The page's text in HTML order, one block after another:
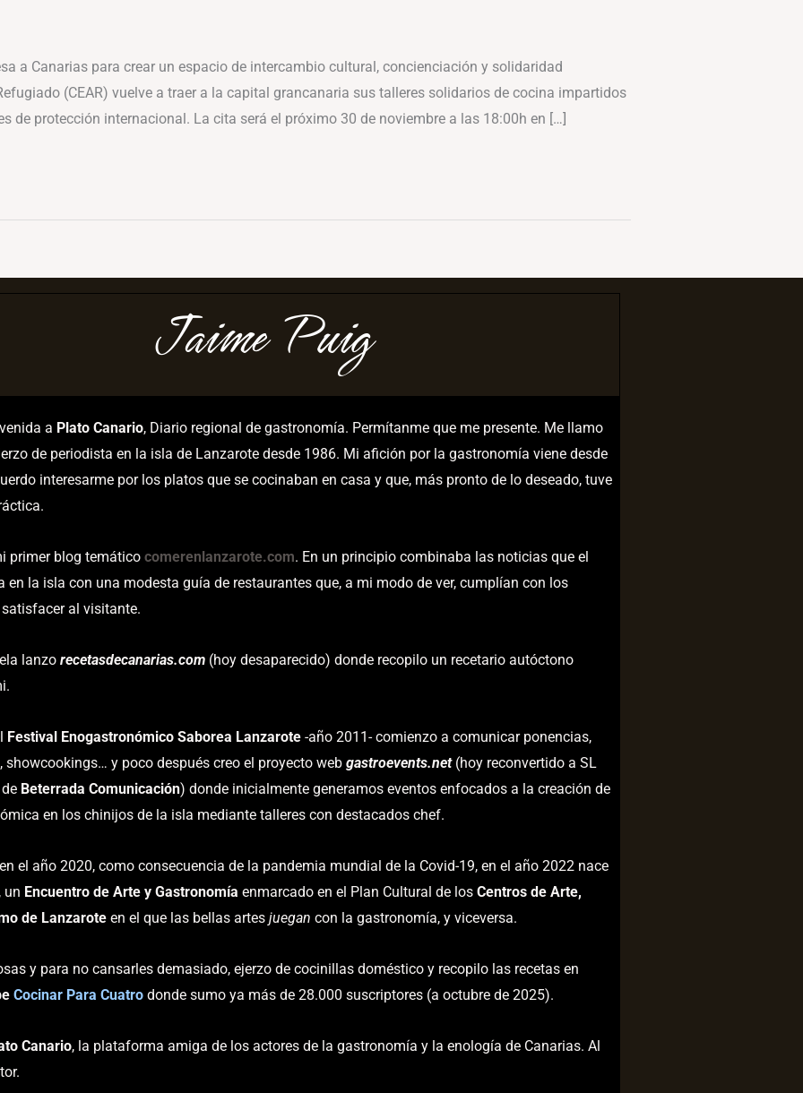
a Canarias para crear un espacio de intercambio cultural, concienciación y solidaridad
(CEAR) vuelve a traer a la capital grancanaria sus talleres solidarios de cocina impartidos
de protección internacional. La cita será el próximo 30 de noviembre a las 18:00h en […]
Jaime Puig
a Plato Canario, Diario regional de gastronomía. Permítanme que me presente. Me llamo
de periodista en la isla de Lanzarote desde 1986. Mi afición por la gastronomía viene desde
interesarme por los platos que se cocinaban en casa y que, más pronto de lo deseado, tuve
primer blog temático comerenlanzarote.com. En un principio combinaba las noticias que el
en la isla con una modesta guía de restaurantes que, a mi modo de ver, cumplían con los
al visitante.
lanzo recetasdecanarias.com(hoy desaparecido) donde recopilo un recetario autóctono
Festival Enogastronómico Saborea Lanzarote-año 2011- comienzo a comunicar ponencias,
showcookings… y poco después creo el proyecto web gastroevents.net(hoy reconvertido a SL
Beterrada Comunicación) donde inicialmente generamos eventos enfocados a la creación de
en los chinijos de la isla mediante talleres con destacados chef.
el año 2020, como consecuencia de la pandemia mundial de la Covid-19, en el año 2022 nace
un Encuentro de Arte y Gastronomía enmarcado en el Plan Cultural de los Centros de Arte,
de Lanzaroteen el que las bellas artes juegan con la gastronomía, y viceversa.
y para no cansarles demasiado, ejerzo de cocinillas doméstico y recopilo las recetas en
Cocinar Para Cuatrodonde sumo ya más de 28.000 suscriptores (a octubre de 2025).
Canario, la plataforma amiga de los actores de la gastronomía y la enología de Canarias. Al